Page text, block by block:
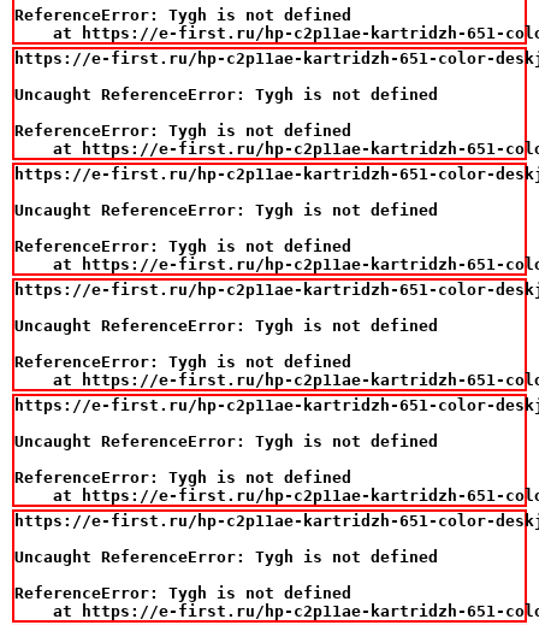
ReferenceError: Tygh is not defined
at https://e-first.ru/hp-c2p11ae-kartridzh-651-
https://e-first.ru/hp-c2p11ae-kartridzh-651-color-
Uncaught ReferenceError: Tygh is not defined
ReferenceError: Tygh is not defined
at https://e-first.ru/hp-c2p11ae-kartridzh-651-
https://e-first.ru/hp-c2p11ae-kartridzh-651-color-
Uncaught ReferenceError: Tygh is not defined
ReferenceError: Tygh is not defined
at https://e-first.ru/hp-c2p11ae-kartridzh-651-
https://e-first.ru/hp-c2p11ae-kartridzh-651-color-
Uncaught ReferenceError: Tygh is not defined
ReferenceError: Tygh is not defined
at https://e-first.ru/hp-c2p11ae-kartridzh-651-
https://e-first.ru/hp-c2p11ae-kartridzh-651-color-
Uncaught ReferenceError: Tygh is not defined
ReferenceError: Tygh is not defined
at https://e-first.ru/hp-c2p11ae-kartridzh-651-
https://e-first.ru/hp-c2p11ae-kartridzh-651-color-
Uncaught ReferenceError: Tygh is not defined
ReferenceError: Tygh is not defined
at https://e-first.ru/hp-c2p11ae-kartridzh-651-